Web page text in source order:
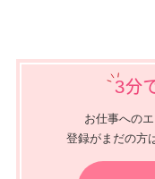
3分
お仕事への
登録がまだの方